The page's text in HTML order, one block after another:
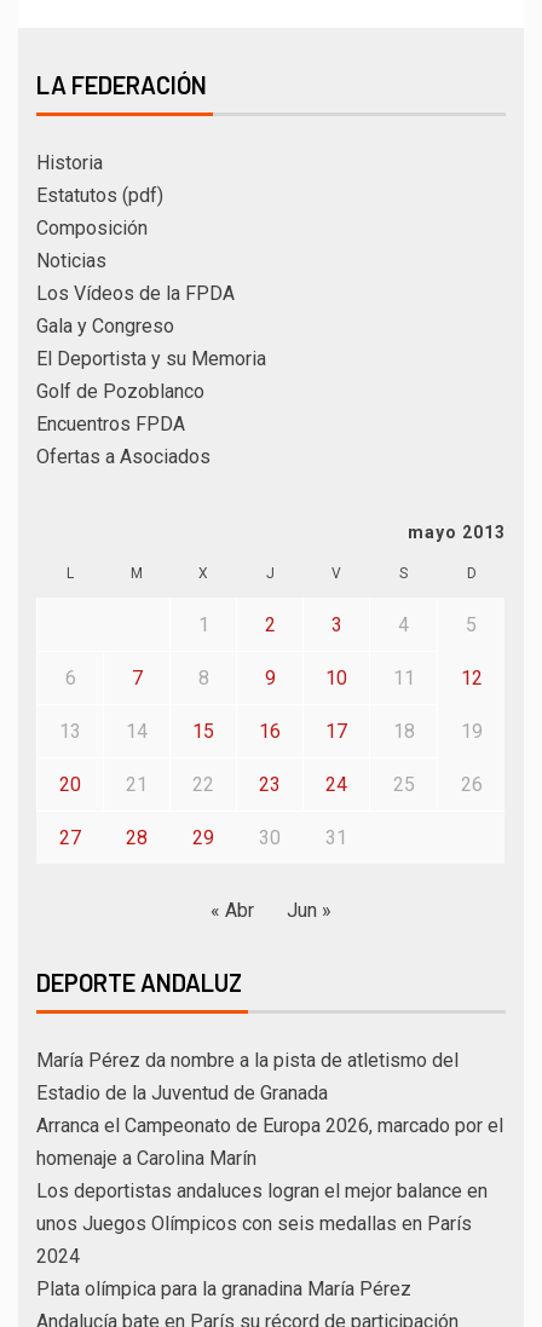
LA FEDERACIÓN
Historia
Estatutos (pdf)
Composición
Noticias
Los Vídeos de la FPDA
Gala y Congreso
El Deportista y su Memoria
Golf de Pozoblanco
Encuentros FPDA
Ofertas a Asociados
mayo 2013
L M X J V S D
1 2 3 4 5
6 7 8 9 10 11 12
13 14 15 16 17 18 19
20 21 22 23 24 25 26
27 28 29 30 31
« Abr Jun »
DEPORTE ANDALUZ
María Pérez da nombre a la pista de atletismo del
Estadio de la Juventud de Granada
Arranca el Campeonato de Europa 2026, marcado por el
homenaje a Carolina Marín
Los deportistas andaluces logran el mejor balance en
unos Juegos Olímpicos con seis medallas en París
2024
Plata olímpica para la granadina María Pérez
Andalucía bate en París su récord de participación